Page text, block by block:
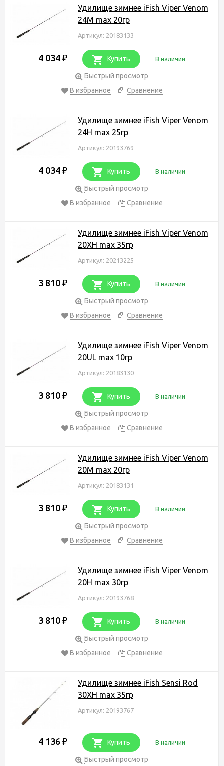
Удилище зимнее iFish Viper Venom
24M max 20гр
Артикул: 20183133
4 034 ₽ Купить В наличии
Быстрый просмотр
В избранное
Сравнение
Удилище зимнее iFish Viper Venom
24H max 25гр
Артикул: 20193769
4 034 ₽ Купить В наличии
Быстрый просмотр
В избранное
Сравнение
Удилище зимнее iFish Viper Venom
20XH max 35гр
Артикул: 20213225
3 810 ₽ Купить В наличии
Быстрый просмотр
В избранное
Сравнение
Удилище зимнее iFish Viper Venom
20UL max 10гр
Артикул: 20183130
3 810 ₽ Купить В наличии
Быстрый просмотр
В избранное
Сравнение
Удилище зимнее iFish Viper Venom
20M max 20гр
Артикул: 20183131
3 810 ₽ Купить В наличии
Быстрый просмотр
В избранное
Сравнение
Удилище зимнее iFish Viper Venom
20H max 30гр
Артикул: 20193768
3 810 ₽ Купить В наличии
Быстрый просмотр
В избранное
Сравнение
Удилище зимнее iFish Sensi Rod
30XH max 35гр
Артикул: 20193767
4 136 ₽ Купить В наличии
Быстрый просмотр